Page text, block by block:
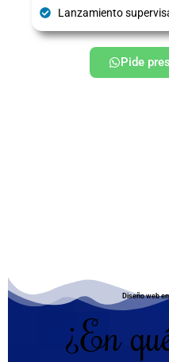
Lanzamiento
Pide
Diseño web
¿En